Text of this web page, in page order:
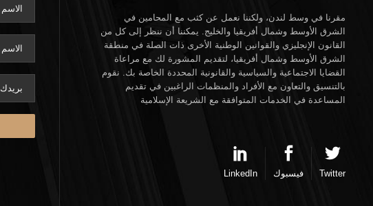
مقرنا في وسط لندن، ولكننا نعمل عن كثب مع المحامين في
الشرق الأوسط وشمال أفريقيا والخليج. يمكننا أن ننظر إلى كل من
القانون الإنجليزي والقوانين الوطنية الأخرى ذات الصلة في منطقة
الشرق الأوسط وشمال أفريقيا، لتقديم المشورة لك مع مراعاة
القضايا الاجتماعية والسياسية والقانونية المحددة الخاصة بك. نقوم
بالتنسيق والتعاون مع الأفراد والمنظمات الراغبين في تقديم
المساعدة في الخدمات المتوافقة مع الشريعة الإسلامية
Twitter فيسبوك LinkedIn